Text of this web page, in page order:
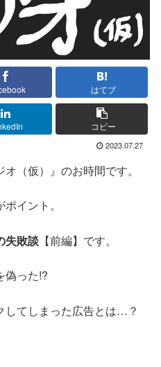
はてブ
コピー
2023.07.27
（仮）』のお時間です。
イント。
失敗談 【前編】です。
偽った!?
してしまった広告とは…？